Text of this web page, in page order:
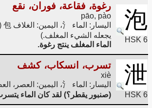
泡
HSK 6
رغوة، فقاعة، فوران، نقع
pāo, pào
يجعله الشيء المغلف.)
الماء المغلف ينتج رغوة.
泄
HSK 6
تسرب، انسكاب، كشف
xiè
اليسار: الماء 氵، اليمين: العصر، العصر 世
(صنبور يقطر؟) لقد كان الماء